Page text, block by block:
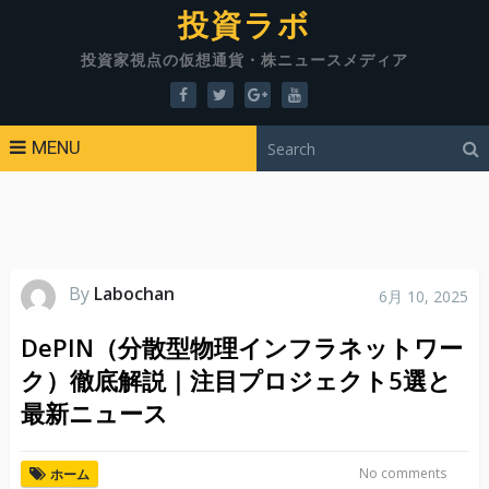
投資ラボ
投資家視点の仮想通貨・株ニュースメディア
MENU
By Labochan 6月 10, 2025
DePIN（分散型物理インフラネットワー
ク）徹底解説｜注目プロジェクト5選と
最新ニュース
ホーム No comments